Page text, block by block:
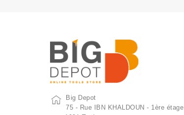
Big Depot
75 - Rue IBN KHALDOUN - 1ère étage